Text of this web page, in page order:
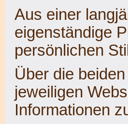
Aus einer
eigenständige
persönlichen
Über die
jeweiligen
Informationen